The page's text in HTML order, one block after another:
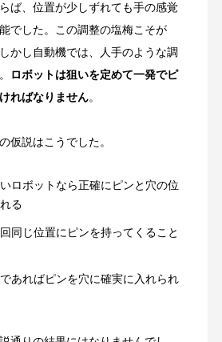
ば、位置が少しずれても手の感覚
でした。この調整の塩梅こそが
かし自動機では、人手のような調
ロボットは狙いを定めて一発でピ
ればなりません。
仮説はこうでした。
ロボットなら正確にピンと穴の位
る
同じ位置にピンを持ってくること
あればピンを穴に確実に入れられ